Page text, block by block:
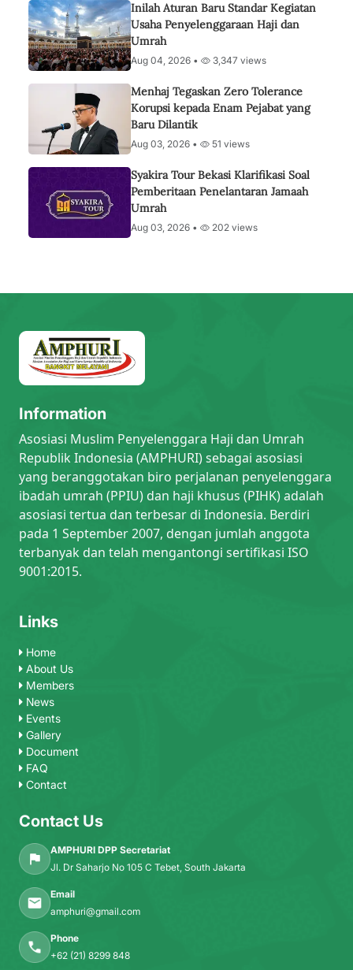
Inilah Aturan Baru Standar Kegiatan
Usaha Penyelenggaraan Haji dan
Umrah
Aug 04, 2026 • 3,347 views
Menhaj Tegaskan Zero Tolerance
Korupsi kepada Enam Pejabat yang
Baru Dilantik
Aug 03, 2026 • 51 views
Syakira Tour Bekasi Klarifikasi Soal
Pemberitaan Penelantaran Jamaah
Umrah
Aug 03, 2026 • 202 views
Information
Asosiasi Muslim Penyelenggara Haji dan Umrah
Republik Indonesia (AMPHURI) sebagai asosiasi
yang beranggotakan biro perjalanan penyelenggara
ibadah umrah (PPIU) dan haji khusus (PIHK) adalah
asosiasi tertua dan terbesar di Indonesia. Berdiri
pada 1 September 2007, dengan jumlah anggota
terbanyak dan telah mengantongi sertifikasi ISO
9001:2015.
Links
Home
About Us
Members
News
Events
Gallery
Document
FAQ
Contact
Contact Us
AMPHURI DPP Secretariat
Jl. Dr Saharjo No 105 C Tebet, South Jakarta
Email
amphuri@gmail.com
Phone
+62 (21) 8299 848